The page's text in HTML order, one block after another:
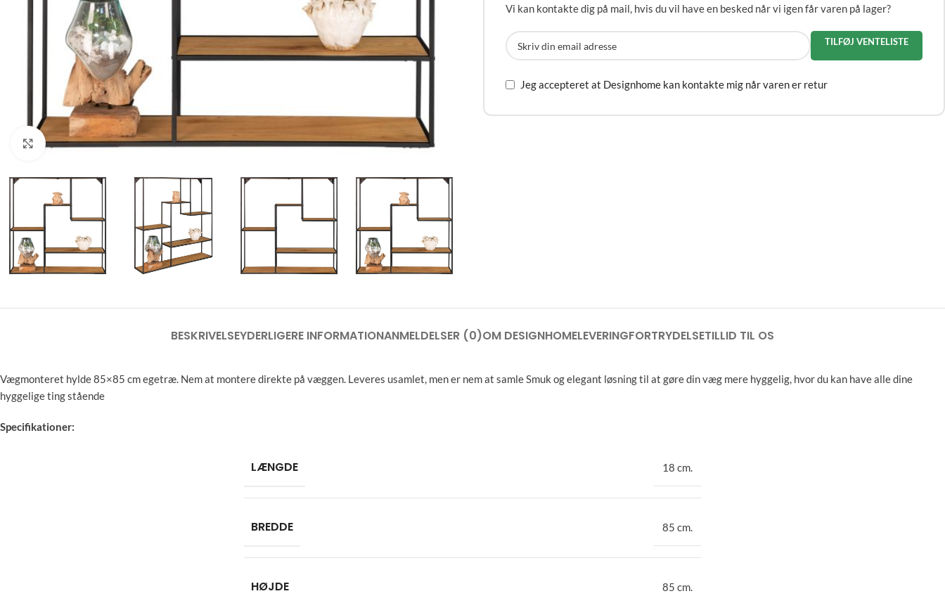
Klik for at forstørre
Vi kan kontakte dig på mail, hvis du vil have en besked når vi igen får varen på lager?
TILFØJ VENTELISTE
Jeg accepteret at Designhome kan kontakte mig når varen er retur
BESKRIVELSEYDERLIGERE INFORMATIONANMELDELSER (0)OM DESIGNHOMELEVERINGFORTRYDELSETILLID TIL OS
Vægmonteret hylde 85×85 cm egetræ. Nem at montere direkte på væggen. Leveres usamlet, men er nem at samle Smuk og elegant løsning til at gøre din væg mere hyggelig, hvor du kan have alle dine
hyggelige ting stående
Specifikationer:
LÆNGDE 18 cm.
BREDDE 85 cm.
HØJDE 85 cm.